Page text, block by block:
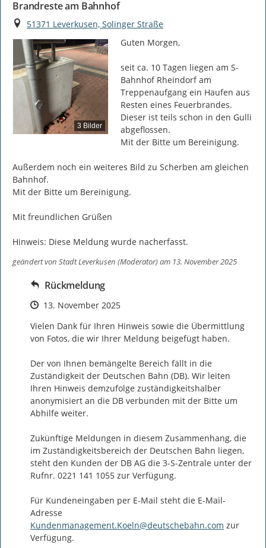
Brandreste am Bahnhof
Ort
51371 Leverkusen, Solinger Straße
3 Bilder
Guten Morgen,
seit ca. 10 Tagen liegen am S-
Bahnhof Rheindorf am
Treppenaufgang ein Haufen aus
Resten eines Feuerbrandes.
Dieser ist teils schon in den Gulli
abgeflossen.
Mit der Bitte um Bereinigung.
Außerdem noch ein weiteres Bild zu Scherben am gleichen
Bahnhof.
Mit der Bitte um Bereinigung.
Mit freundlichen Grüßen
Hinweis: Diese Meldung wurde nacherfasst.
geändert von Stadt Leverkusen (Moderator)am 13. November 2025
Rückmeldung
Zeitpunkt des Erstellens
13. November 2025
Vielen Dank für Ihren Hinweis sowie die Übermittlung
von Fotos, die wir Ihrer Meldung beigefügt haben.
Der von Ihnen bemängelte Bereich fällt in die
Zuständigkeit der Deutschen Bahn (DB). Wir leiten
Ihren Hinweis demzufolge zuständigkeitshalber
anonymisiert an die DB verbunden mit der Bitte um
Abhilfe weiter.
Zukünftige Meldungen in diesem Zusammenhang, die
im Zuständigkeitsbereich der Deutschen Bahn liegen,
steht den Kunden der DB AG die 3-S-Zentrale unter der
Rufnr. 0221 141 1055 zur Verfügung.
Für Kundeneingaben per E-Mail steht die E-Mail-
Kundenmanagement.Koeln@deutschebahn.com zur
Verfügung.